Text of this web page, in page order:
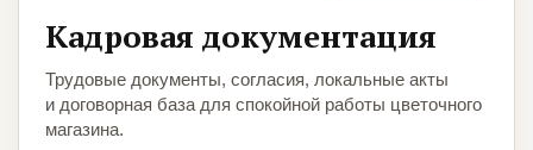
Кадровая документация
Трудовые документы, согласия, локальные акты
и договорная база для спокойной работы цветочного
магазина.